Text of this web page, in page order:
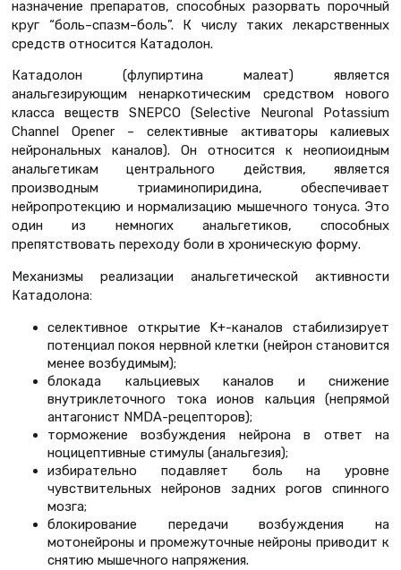
назначение препаратов, способных разорвать порочный
круг “боль–спазм–боль”. К числу таких лекарственных
средств относится Катадолон.
Катадолон (флупиртина малеат) является
анальгезирующим ненаркотическим средством нового
класса веществ SNEPCO (Selective Neuronal Potassium
Channel Opener – селективные активаторы калиевых
нейрональных каналов). Он относится к неопиоидным
анальгетикам центрального действия, является
производным триаминопиридина, обеспечивает
нейропротекцию и нормализацию мышечного тонуса. Это
один из немногих анальгетиков, способных
препятствовать переходу боли в хроническую форму.
Механизмы реализации анальгетической активности
Катадолона:
селективное открытие K+-каналов стабилизирует
потенциал покоя нервной клетки (нейрон становится
менее возбудимым);
блокада кальциевых каналов и снижение
внутриклеточного тока ионов кальция (непрямой
антагонист NMDA-рецепторов);
торможение возбуждения нейрона в ответ на
ноцицептивные стимулы (анальгезия);
избирательно подавляет боль на уровне
чувствительных нейронов задних рогов спинного
мозга;
блокирование передачи возбуждения на
мотонейроны и промежуточные нейроны приводит к
снятию мышечного напряжения.